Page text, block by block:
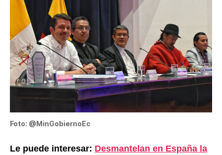
Foto: @MinGobiernoEc
Le puede interesar: Desmantelan en España la